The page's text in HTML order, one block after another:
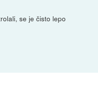
se je čisto lepo